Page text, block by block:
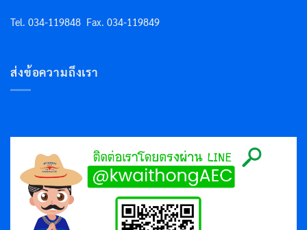
Tel. 034-119848 Fax. 034-119849
ส่งข้อความถึงเรา